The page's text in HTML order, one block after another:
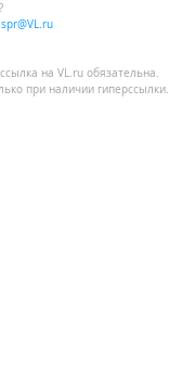
spr@VL.ru
ссылка на VL.ru обязательна.
при наличии гиперссылки.